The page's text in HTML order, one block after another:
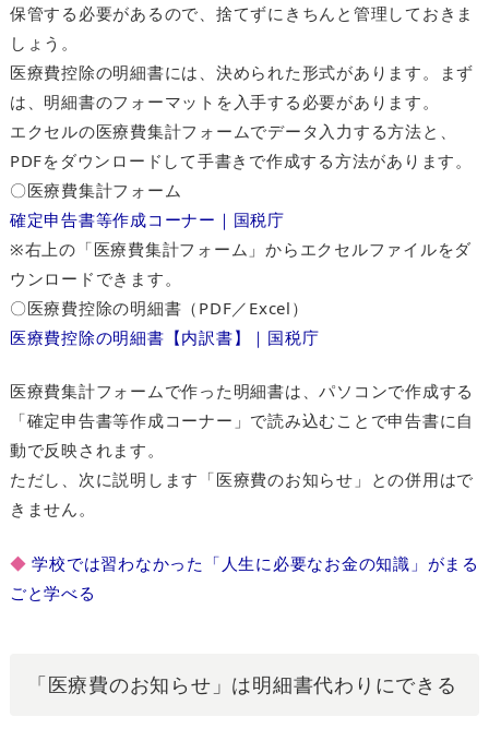
保管する必要があるので、捨てずにきちんと管理しておきま
しょう。
医療費控除の明細書には、決められた形式があります。まず
は、明細書のフォーマットを入手する必要があります。
エクセルの医療費集計フォームでデータ入力する方法と、
PDFをダウンロードして手書きで作成する方法があります。
〇医療費集計フォーム
確定申告書等作成コーナー｜国税庁
※右上の「医療費集計フォーム」からエクセルファイルをダ
ウンロードできます。
〇医療費控除の明細書（PDF／Excel）
医療費控除の明細書【内訳書】｜国税庁
医療費集計フォームで作った明細書は、パソコンで作成する
「確定申告書等作成コーナー」で読み込むことで申告書に自
動で反映されます。
ただし、次に説明します「医療費のお知らせ」との併用はで
きません。
◆学校では習わなかった「人生に必要なお金の知識」がまる
ごと学べる
「医療費のお知らせ」は明細書代わりにできる